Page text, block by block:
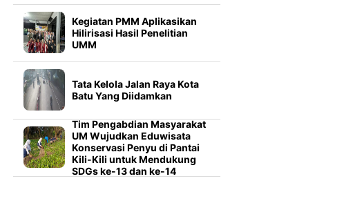
Kegiatan PMM Aplikasikan
Hilirisasi Hasil Penelitian
UMM
Tata Kelola Jalan Raya Kota
Batu Yang Diidamkan
Tim Pengabdian Masyarakat
UM Wujudkan Eduwisata
Konservasi Penyu di Pantai
Kili-Kili untuk Mendukung
SDGs ke-13 dan ke-14